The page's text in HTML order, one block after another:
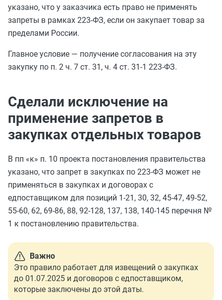
указано, что у заказчика есть право не применять
запреты в рамках 223-ФЗ, если он закупает товар за
пределами России.
Главное условие — получение согласования на эту
закупку по п. 2 ч. 7 ст. 31, ч. 4 ст. 31-1 223-ФЗ.
Сделали исключение на
применение запретов в
закупках отдельных товаров
В пп «к» п. 10 проекта постановления правительства
указано, что запрет в закупках по 223-ФЗ может не
применяться в закупках и договорах с
едпоставщиком для позиций 1-21, 30, 32, 45-47, 49-52,
55-60, 62, 69-86, 88, 92-128, 137, 138, 140-145 перечня №
1 к постановлению правительства.
Важно
Это правило работает для извещений о закупках
до 01.07.2025 и договоров с едпоставщиком,
которые заключены до этой даты.